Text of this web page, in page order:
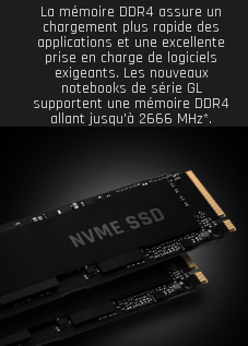
La mémoire DDR4 assure un
chargement plus rapide des
applications et une excellente
prise en charge de logiciels
exigeants. Les nouveaux
notebooks de série GL
supportent une mémoire DDR4
allant jusqu'à 2666 MHz*.